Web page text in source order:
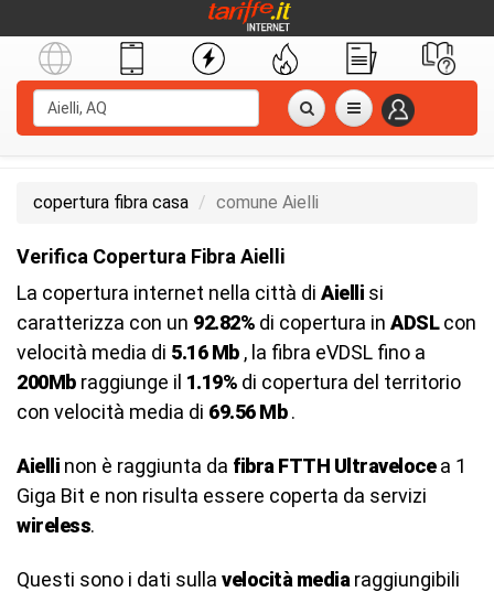
copertura fibra casa comune Aielli
Verifica Copertura Fibra Aielli
La copertura internet nella città di Aielli si
caratterizza con un 92.82% di copertura in ADSLcon
velocità media di 5.16 Mb, la fibra eVDSL fino a
200Mbraggiunge il 1.19% di copertura del territorio
con velocità media di 69.56 Mb.
Aielli non è raggiunta da fibra FTTH Ultravelocea 1
Giga Bit e non risulta essere coperta da servizi
wireless.
Questi sono i dati sulla velocità media raggiungibili